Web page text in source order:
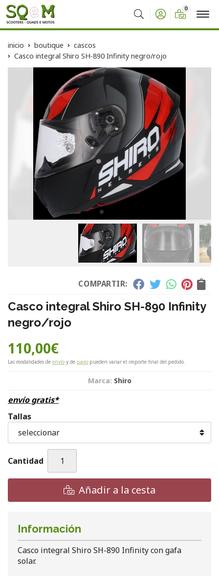
Buscar
0
inicio boutique
cascos
Casco integral Shiro SH-890 Infinity negro/rojo
COMPARTIR:
Casco integral Shiro SH-890 Infinity
negro/rojo
110,00€
Las modalidades de envío y de pago pueden variar el importe final del pedido.
Marca: Shiro
envío gratis*
Tallas
Cantidad
Añadir a la cesta
Información
Casco integral Shiro SH-890 Infinity con gafa
solar.